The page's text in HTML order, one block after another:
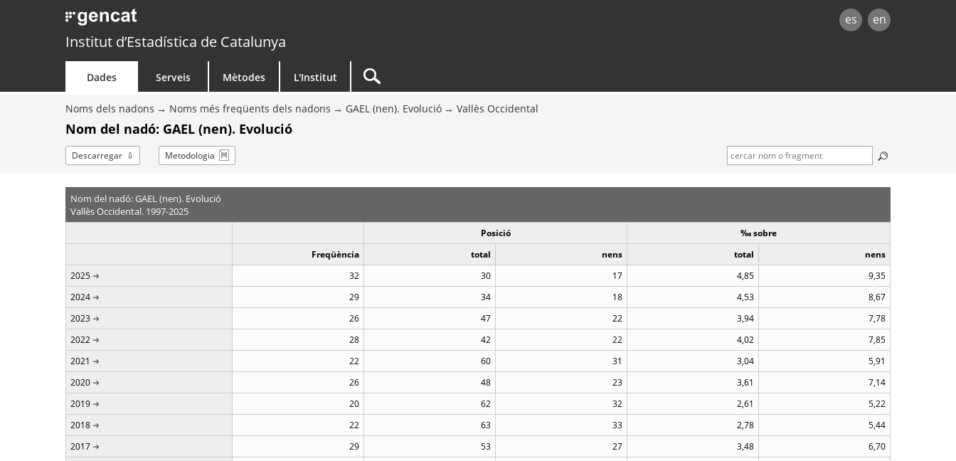
es en
Institut d’Estadística de Catalunya
Dades Serveis Mètodes L'Institut
Noms dels nadons Noms més freqüents dels nadons GAEL (nen). Evolució Vallès Occidental
Nom del nadó: GAEL (nen). Evolució
Descarregar Metodologia
Nom del nadó: GAEL (nen). Evolució
Vallès Occidental. 1997-2025
Posició
‰ sobre
Freqüència
total nens total
nens
2025
32 30 17 4,85
9,35
2024
29 34 18 4,53
8,67
2023
26 47 22 3,94
7,78
2022
28 42 22 4,02
7,85
2021
22 60 31 3,04
5,91
2020
26 48 23 3,61
7,14
2019
20 62 32 2,61
5,22
2018
22 63 33 2,78
5,44
2017
29 53 27 3,48
6,70